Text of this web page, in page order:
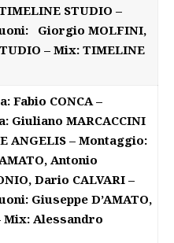
STUDIO –
Giorgio MOLFINI,
– Mix: TIMELINE
Fabio CONCA –
Giuliano MARCACCINI
ANGELIS – Montaggio:
Antonio
Dario CALVARI –
Giuseppe D’AMATO,
Mix: Alessandro